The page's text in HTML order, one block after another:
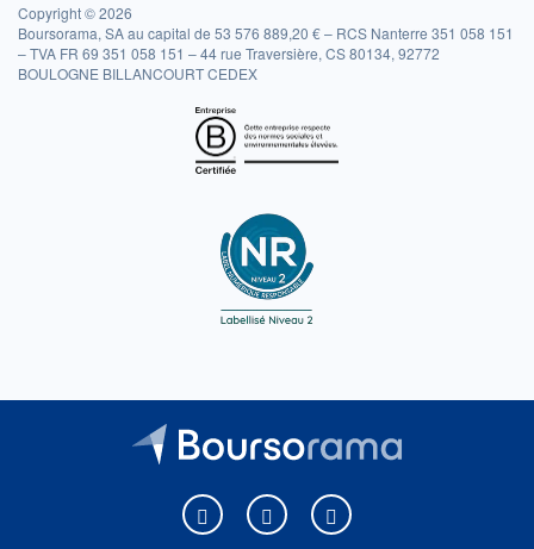
Copyright © 2026
Boursorama, SA au capital de 53 576 889,20 € – RCS Nanterre 351 058 151
– TVA FR 69 351 058 151 – 44 rue Traversière, CS 80134, 92772
BOULOGNE BILLANCOURT CEDEX
Boursorama sur Facebook
Boursorama sur XBoursorama sur